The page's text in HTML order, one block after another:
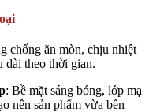
chống ăn mòn, chịu nhiệt
dài theo thời gian.
: Bề mặt sáng bóng, lớp mạ
nên sản phẩm vừa bền